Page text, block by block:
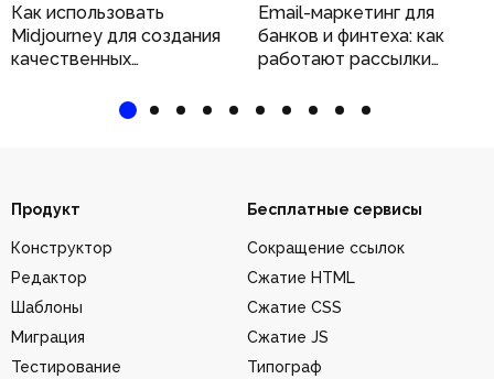
Как использовать
Midjourney для создания
качественных
Email-маркетинг для
банков и финтеха: как
работают рассылки
Продукт
Конструктор
Редактор
Шаблоны
Миграция
Тестирование
Бесплатные сервисы
Сокращение ссылок
Сжатие HTML
Сжатие CSS
Сжатие JS
Типограф